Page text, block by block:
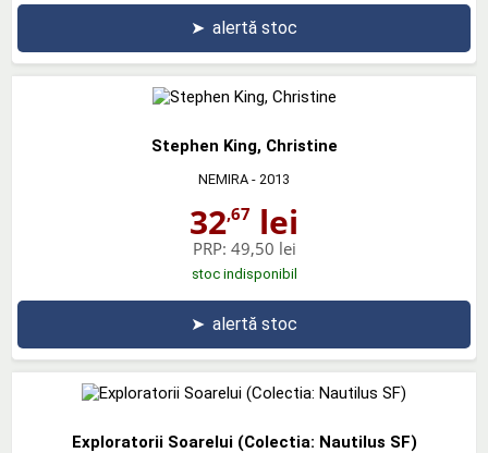
➤ alertă stoc
Stephen King, Christine
NEMIRA - 2013
32,67 lei
PRP: 49,50 lei
stoc indisponibil
➤ alertă stoc
Exploratorii Soarelui (Colectia: Nautilus SF)